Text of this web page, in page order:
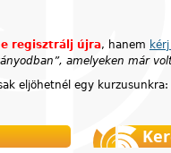
regisztrálj újra, hanem
amelyeken már
eljöhetnél egy